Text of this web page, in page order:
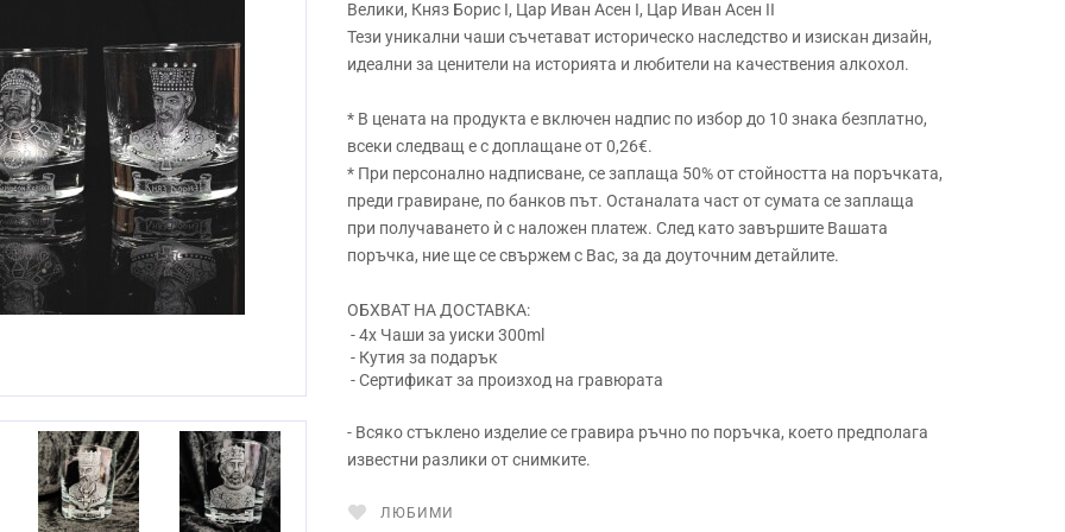
Next
Велики, Княз Борис I, Цар Иван Асен I, Цар Иван Асен II
Тези уникални чаши съчетават историческо наследство и изискан дизайн,
идеални за ценители на историята и любители на качествения алкохол.
* В цената на продукта е включен надпис по избор до 10 знака безплатно,
всеки следващ е с доплащане от 0,26€.
* При персонално надписване, се заплаща 50% от стойността на поръчката,
преди гравиране, по банков път. Останалата част от сумата се заплаща
при получаването ѝ с наложен платеж. След като завършите Вашата
поръчка, ние ще се свържем с Вас, за да доуточним детайлите.
ОБХВАТ НА ДОСТАВКА:
- 4x Чаши за уиски 300ml
- Кутия за подарък
- Сертификат за произход на гравюрата
- Всяко стъклено изделие се гравира ръчно по поръчка, което предполага
известни разлики от снимките.
ЛЮБИМИ